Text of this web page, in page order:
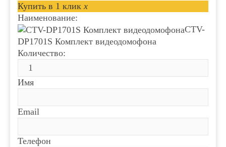
Купить в 1 клик x
Наименование:
CTV-
DP1701S Комплект видеодомофона
Количество:
Имя
Email
Телефон